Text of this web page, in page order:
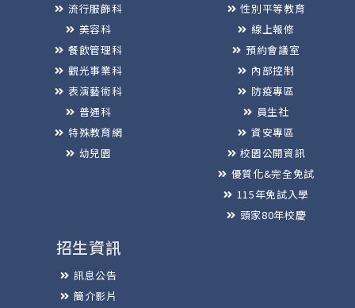
流行服飾科
美容科
餐飲管理科
觀光事業科
表演藝術科
普通科
特殊教育網
幼兒園
性別平等教育
線上報修
預約會議室
內部控制
防疫專區
員生社
資安專區
校園公開資訊
優質化&完全免試
115年免試入學
頭家80年校慶
招生資訊
訊息公告
簡介影片